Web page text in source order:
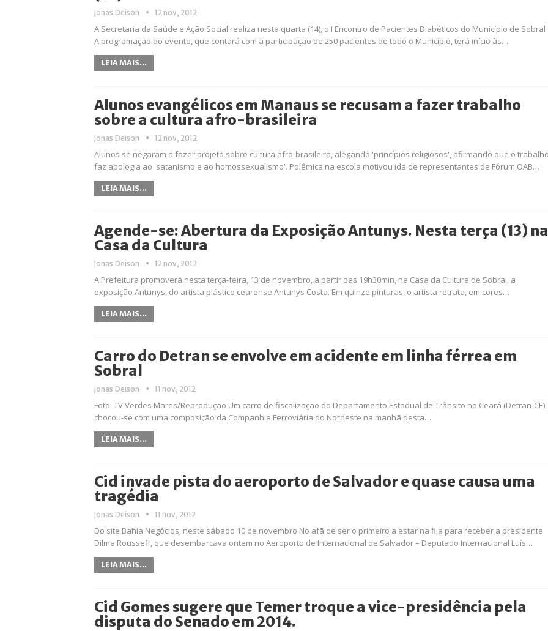
Jonas Deison 12 nov, 2012
A Secretaria da Saúde e Ação Social realiza nesta quarta (14), o I Encontro de Pacientes Diabéticos do Município de Sobral
A programação do evento, que contará com a participação de 250 pacientes de todo o Município, terá início às…
LEIA MAIS...
Alunos evangélicos em Manaus se recusam a fazer trabalho
sobre a cultura afro-brasileira
Jonas Deison 12 nov, 2012
Alunos se negaram a fazer projeto sobre cultura afro-brasileira, alegando 'princípios religiosos', afirmando que o
faz apologia ao 'satanismo e ao homossexualismo'. Polêmica na escola motivou ida de representantes de Fórum,OAB…
LEIA MAIS...
Agende-se: Abertura da Exposição Antunys. Nesta terça (13) na
Casa da Cultura
Jonas Deison 12 nov, 2012
A Prefeitura promoverá nesta terça-feira, 13 de novembro, a partir das 19h30min, na Casa da Cultura de Sobral, a
exposição Antunys, do artista plástico cearense Antunys Costa. Em quinze pinturas, o artista retrata, em cores…
LEIA MAIS...
Carro do Detran se envolve em acidente em linha férrea em
Sobral
Jonas Deison 11 nov, 2012
Foto: TV Verdes Mares/Reprodução Um carro de fiscalização do Departamento Estadual de Trânsito no Ceará (Detran-CE)
chocou-se com uma composição da Companhia Ferroviária do Nordeste na manhã desta…
LEIA MAIS...
Cid invade pista do aeroporto de Salvador e quase causa uma
tragédia
Jonas Deison 11 nov, 2012
Do site Bahia Negócios, neste sábado 10 de novembro No afã de ser o primeiro a estar na fila para receber a presidente
Dilma Rousseff, que desembarcava ontem no Aeroporto de Internacional de Salvador – Deputado Internacional Luís…
LEIA MAIS...
Cid Gomes sugere que Temer troque a vice-presidência pela
disputa do Senado em 2014.